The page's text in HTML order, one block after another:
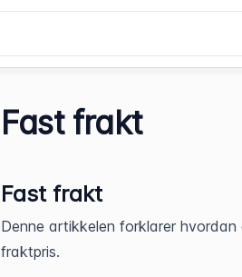
Fast frakt
Fast frakt
Denne artikkelen forklarer
fraktpris.